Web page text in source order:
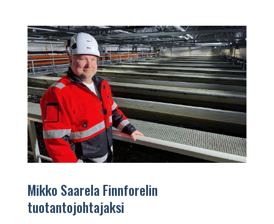
Mikko Saarela Finnforelin
tuotantojohtajaksi